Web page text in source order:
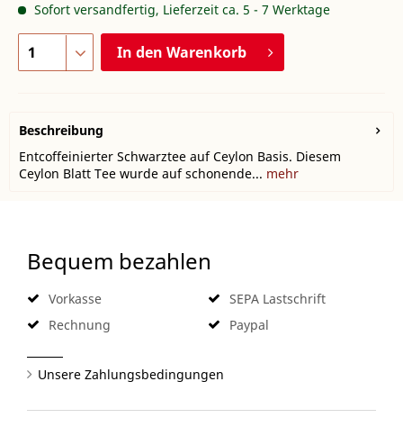
Sofort versandfertig, Lieferzeit ca. 5 - 7 Werktage
In den Warenkorb
Beschreibung
Entcoffeinierter Schwarztee auf Ceylon Basis. Diesem
Ceylon Blatt Tee wurde auf schonende... mehr
Bequem bezahlen
Vorkasse
Rechnung
SEPA Lastschrift
Paypal
Unsere Zahlungsbedingungen